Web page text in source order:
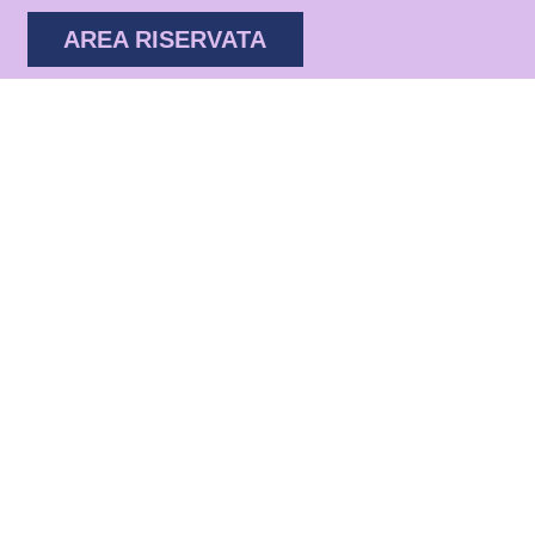
AREA RISERVATA